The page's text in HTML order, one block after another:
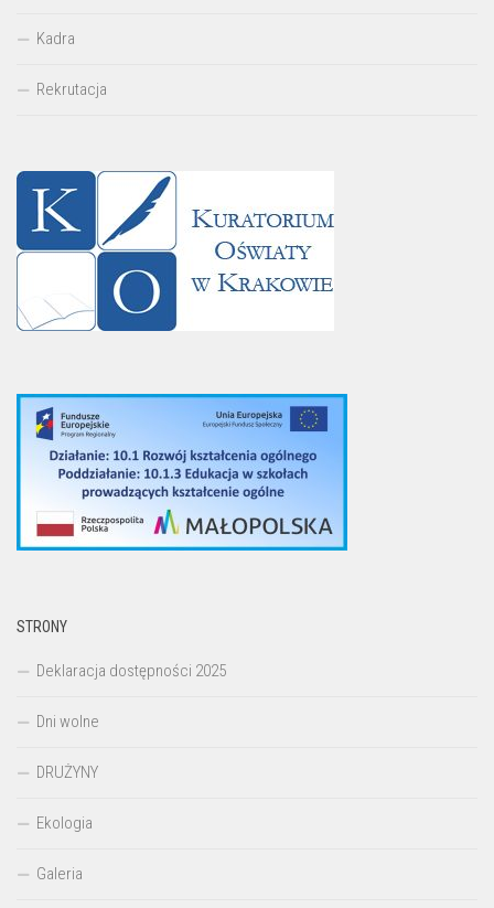
Kadra
Rekrutacja
STRONY
Deklaracja dostępności 2025
Dni wolne
DRUŻYNY
Ekologia
Galeria